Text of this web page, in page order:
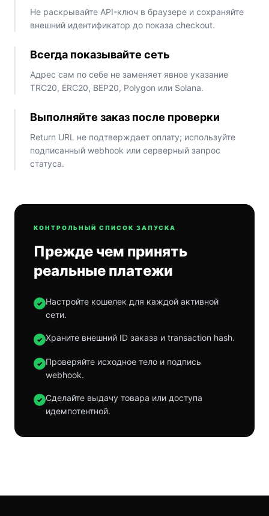
Не раскрывайте API-ключ в браузере и сохраняйте
внешний идентификатор до показа checkout.
Всегда показывайте сеть
Адрес сам по себе не заменяет явное указание
TRC20, ERC20, BEP20, Polygon или Solana.
Выполняйте заказ после проверки
Return URL не подтверждает оплату; используйте
подписанный webhook или серверный запрос
статуса.
КОНТРОЛЬНЫЙ СПИСОК ЗАПУСКА
Прежде чем принять
реальные платежи
✓ Настройте кошелек для каждой активной
сети.
✓ Храните внешний ID заказа и transaction hash.
✓ Проверяйте исходное тело и подпись
webhook.
✓ Сделайте выдачу товара или доступа
идемпотентной.